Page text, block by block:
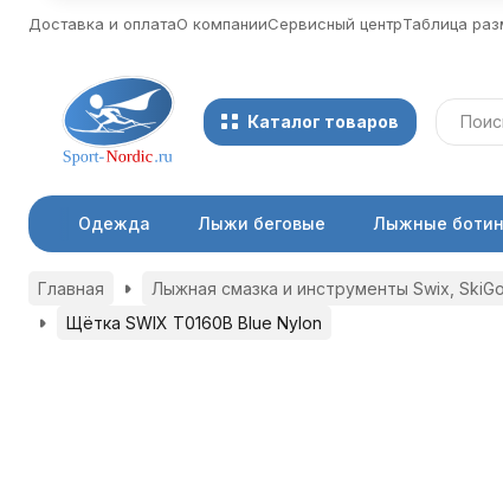
Доставка и оплатаО компанииСервисный центрТаблица
Каталог товаров
Одежда Лыжи беговые Лыжные
Главная
Лыжная смазка и инструменты Swix,
Щётка SWIX T0160B Blue Nylon